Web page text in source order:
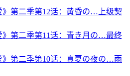
》第二季第12话：黄昏の…上级契
》第二季第11话：青き月の…最终
》第二季第10话：真夏の夜の…雨